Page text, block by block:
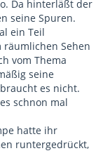
Da hinterläßt der
seine Spuren.
ein Teil
Sehen
vom Thema
seine
es nicht.
schnon mal
hatte ihr
runtergedrückt,